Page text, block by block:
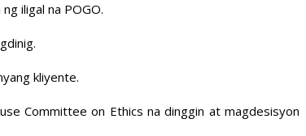
iligal na POGO.
kliyente.
Committee on Ethics na dinggin at magdesisyon